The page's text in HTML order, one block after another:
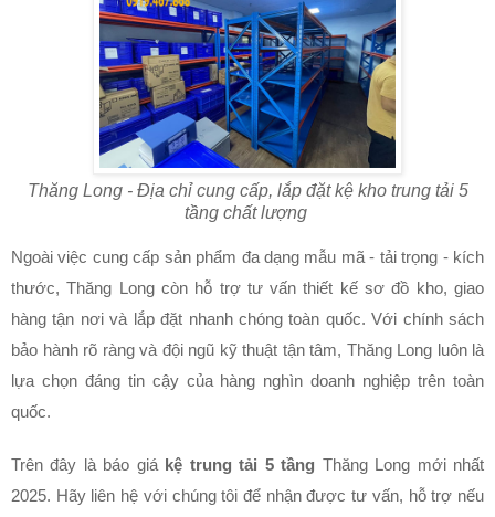
Thăng Long - Địa chỉ cung cấp, lắp đặt kệ kho trung tải 5
tầng chất lượng
Ngoài việc cung cấp sản phẩm đa dạng mẫu mã - tải trọng - kích
thước, Thăng Long còn hỗ trợ tư vấn thiết kế sơ đồ kho, giao
hàng tận nơi và lắp đặt nhanh chóng toàn quốc. Với chính sách
bảo hành rõ ràng và đội ngũ kỹ thuật tận tâm, Thăng Long luôn là
lựa chọn đáng tin cậy của hàng nghìn doanh nghiệp trên toàn
quốc.
Trên đây là báo giá kệ trung tải 5 tầng Thăng Long mới nhất
2025. Hãy liên hệ với chúng tôi để nhận được tư vấn, hỗ trợ nếu